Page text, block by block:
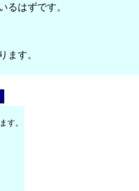
るはずです。
ます。
す。